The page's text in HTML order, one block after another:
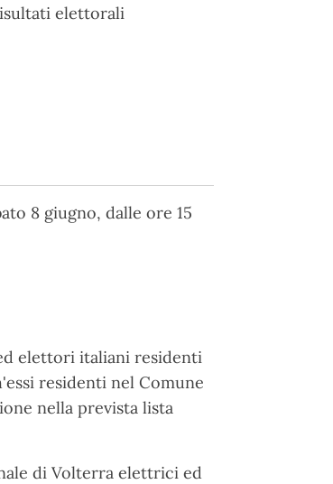
elettorali
8 giugno, dalle ore 15
elettori italiani residenti
residenti nel Comune
nella prevista lista
di Volterra elettrici ed